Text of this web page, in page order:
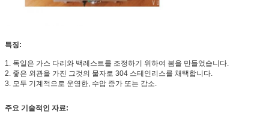
특징:
1. 독일은 가스 다리와 백레스트를 조정하기 위하여 봄을 만들었습니다.
2. 좋은 외관을 가진 그것의 물자로 304 스테인리스를 채택합니다.
3. 모두 기계적으로 운영한, 수압 증가 또는 감소.
주요 기술적인 자료: